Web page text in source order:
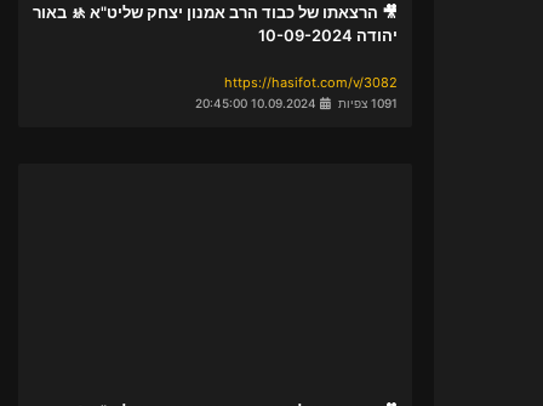
🎥 הרצאתו של כבוד הרב אמנון יצחק שליט"א 🚸 באור
יהודה 10-09-2024
https://hasifot.com/v/3082
1091 צפיות